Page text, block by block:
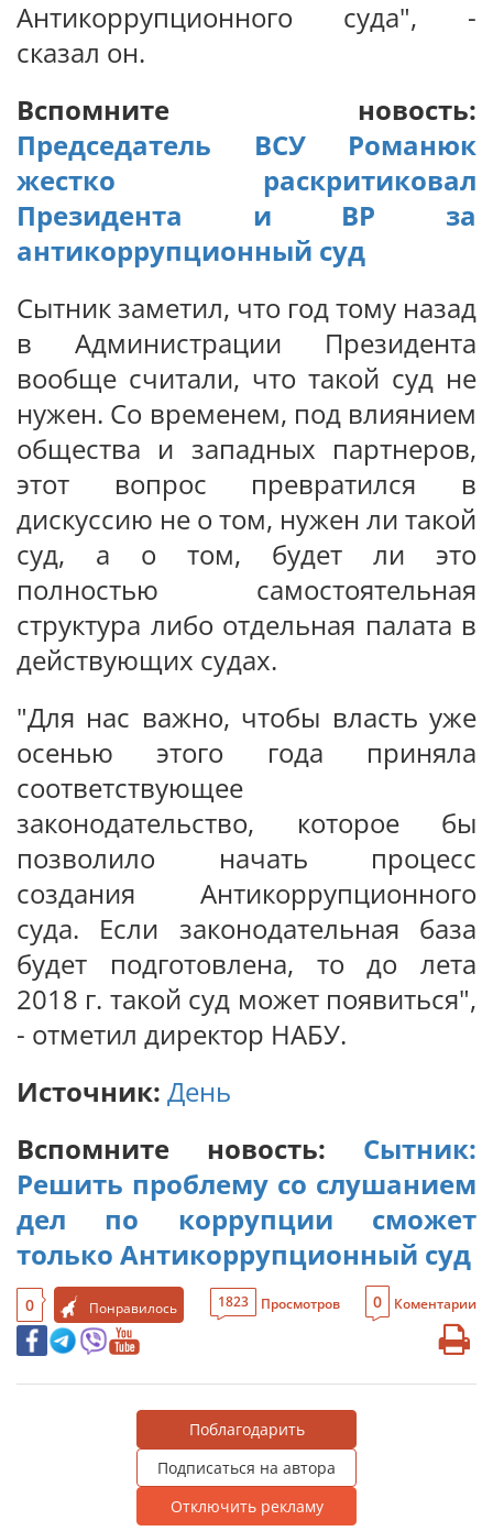
Антикоррупционного суда", -
сказал он.
Вспомните новость:
Председатель ВСУ Романюк
жестко раскритиковал
Президента и ВР за
антикоррупционный суд
Сытник заметил, что год тому назад
в Администрации Президента
вообще считали, что такой суд не
нужен. Со временем, под влиянием
общества и западных партнеров,
этот вопрос превратился в
дискуссию не о том, нужен ли такой
суд, а о том, будет ли это
полностью самостоятельная
структура либо отдельная палата в
действующих судах.
"Для нас важно, чтобы власть уже
осенью этого года приняла
соответствующее
законодательство, которое бы
позволило начать процесс
создания Антикоррупционного
суда. Если законодательная база
будет подготовлена, то до лета
2018 г. такой суд может появиться",
- отметил директор НАБУ.
Источник: День
Вспомните новость: Сытник:
Решить проблему со слушанием
дел по коррупции сможет
только Антикоррупционный суд
0 Понравилось 1823 Просмотров 0 Коментарии
Поблагодарить
Подписаться на автора
Отключить рекламу